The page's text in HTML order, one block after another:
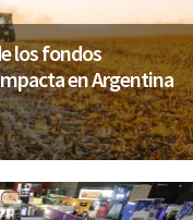
los fondos
en Argentina